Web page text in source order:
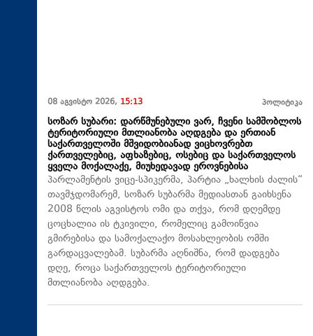
08 აგვისტო 2026, 15:13 პოლიტიკა
სოზარ სუბარი: დარწმუნებული ვარ, ჩვენი სამშობლოს
ტერიტორიული მთლიანობა აღდგება და ერთიან
საქართველოში მშვიდობიანად ვიცხოვრებთ
ქართველებიც, აფხაზებიც, ოსებიც და საქართველოს
ყველა მოქალაქე, მიუხედავად ეროვნებისა
პარლამენტის ვიცე-სპიკერმა, პარტია „ხალხის ძალის“
თავმჯდომარემ, სოზარ სუბარმა მედიასთან გაიხსენა
2008 წლის აგვისტოს ომი და თქვა, რომ დღემდე
ცოცხალია ის ტკივილი, რომელიც გამოიწვია
გმირებისა და სამოქალაქო მოსახლეობის ომში
გარდაცვალებამ. სუბარმა აღნიშნა, რომ დადგება
დღე, როცა საქართველოს ტერიტორიული
მთლიანობა აღდგება.